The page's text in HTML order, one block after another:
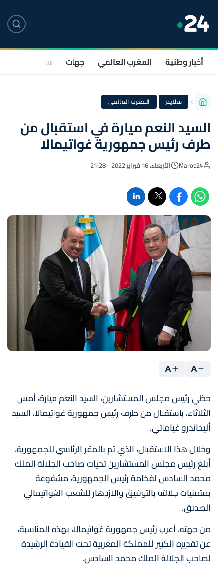
أخبار وطنية المغرب العالمي جهات سياسة
سلايدر · المغرب العالمي
السيد النعم ميارة في استقبال من
طرف رئيس جمهورية غواتيمالا
Maroc24 الأربعاء، 16 فبراير 2022 - 21:28
A
A
حظي رئيس مجلس المستشارين، السيد النعم ميارة، أمس
الثلاثاء، باستقبال من طرف رئيس جمهورية غواتيمالا، السيد
أليخاندرو غياماتي.
وخلال هذا الاستقبال، الذي تم بالمقر الرئاسي للجمهورية،
أبلغ رئيس مجلس المستشارين تحيات صاحب الجلالة الملك
محمد السادس لفخامة رئيس الجمهورية، مشفوعة
بمتمنيات جلالته بالتوفيق والازدهار للشعب الغواتيمالي
الصديق.
من جهته، أعرب رئيس جمهورية غواتيمالا، بهذه المناسبة،
عن تقديره الكبير للمملكة المغربية تحت القيادة الرشيدة
لصاحب الجلالة الملك محمد السادس.